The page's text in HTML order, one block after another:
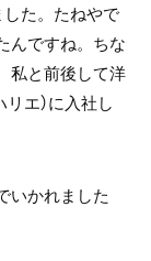
た。たねやで
んですね。ちな
私と前後して洋
エ）に入社し
いかれました